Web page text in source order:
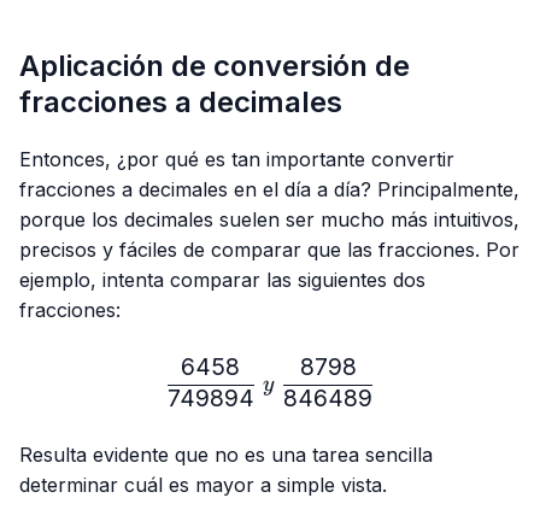
Aplicación de conversión de
fracciones a decimales
Entonces, ¿por qué es tan importante convertir
fracciones a decimales en el día a día? Principalmente,
porque los decimales suelen ser mucho más intuitivos,
precisos y fáciles de comparar que las fracciones. Por
ejemplo, intenta comparar las siguientes dos
fracciones:
\frac{6458}{749894} \
749894
6458
y 846489
8798
Resulta evidente que no es una tarea sencilla
determinar cuál es mayor a simple vista.